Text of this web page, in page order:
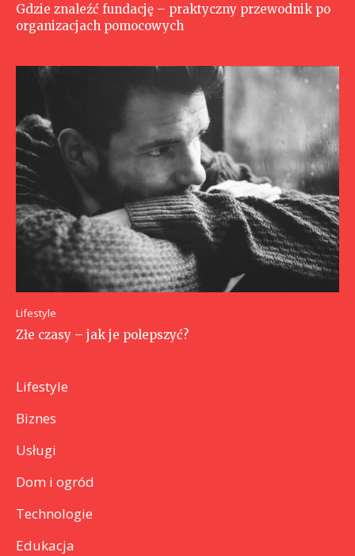
Gdzie znaleźć fundację – praktyczny przewodnik po
organizacjach pomocowych
Lifestyle
Złe czasy – jak je polepszyć?
Lifestyle
Biznes
Usługi
Dom i ogród
Technologie
Edukacja